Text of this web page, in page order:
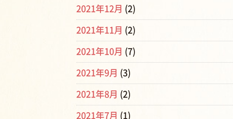
2021年12月 (2)
2021年11月 (2)
2021年10月 (7)
2021年9月 (3)
2021年8月 (2)
2021年7月 (1)